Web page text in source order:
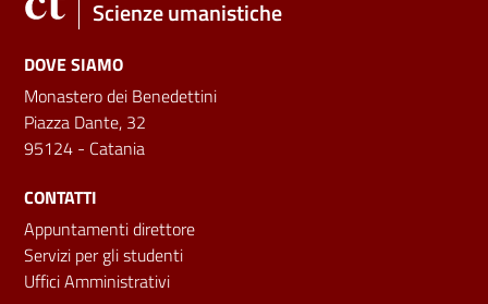
Scienze umanistiche
DOVE SIAMO
Monastero dei Benedettini
Piazza Dante, 32
95124 - Catania
CONTATTI
Appuntamenti direttore
Servizi per gli studenti
Uffici Amministrativi